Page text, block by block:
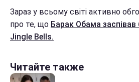
Зараз у всьому світі активно
про те, що Барак Обама заспівав
Jingle Bells.
Читайте также